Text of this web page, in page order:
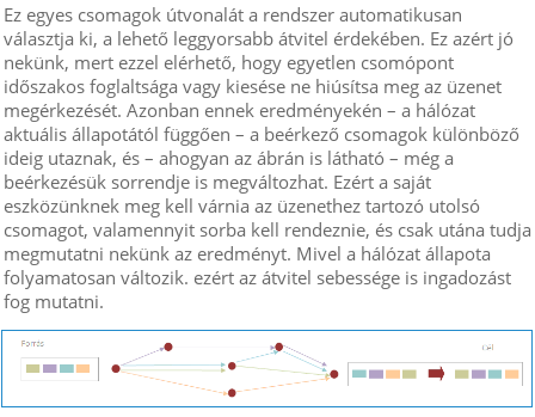
Ez egyes csomagok útvonalát a rendszer automatikusan
választja ki, a lehető leggyorsabb átvitel érdekében. Ez azért jó
nekünk, mert ezzel elérhető, hogy egyetlen csomópont
időszakos foglaltsága vagy kiesése ne hiúsítsa meg az üzenet
megérkezését. Azonban ennek eredményekén – a hálózat
aktuális állapotától függően – a beérkező csomagok különböző
ideig utaznak, és – ahogyan az ábrán is látható – még a
beérkezésük sorrendje is megváltozhat. Ezért a saját
eszközünknek meg kell várnia az üzenethez tartozó utolsó
csomagot, valamennyit sorba kell rendeznie, és csak utána tudja
megmutatni nekünk az eredményt. Mivel a hálózat állapota
folyamatosan változik. ezért az átvitel sebessége is ingadozást
fog mutatni.